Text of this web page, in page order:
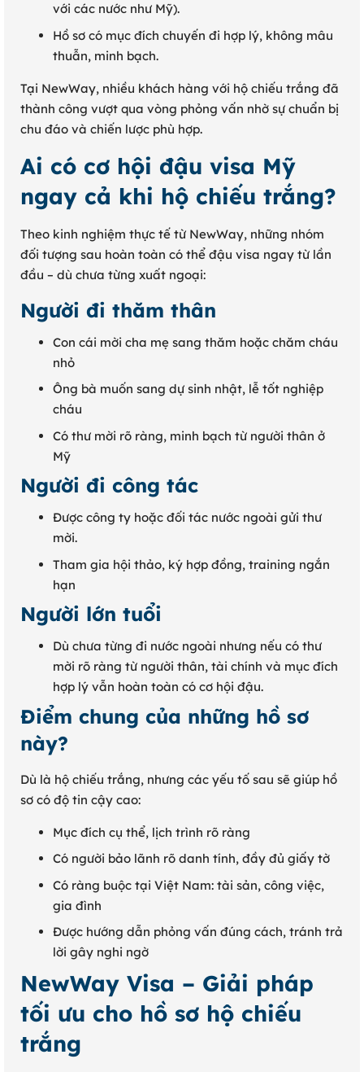
với các nước như Mỹ).
Hồ sơ có mục đích chuyến đi hợp lý, không mâu
thuẫn, minh bạch.
Tại NewWay, nhiều khách hàng với hộ chiếu trắng đã
thành công vượt qua vòng phỏng vấn nhờ sự chuẩn bị
chu đáo và chiến lược phù hợp.
Ai có cơ hội đậu visa Mỹ
ngay cả khi hộ chiếu trắng?
Theo kinh nghiệm thực tế từ NewWay, những nhóm
đối tượng sau hoàn toàn có thể đậu visa ngay từ lần
đầu – dù chưa từng xuất ngoại:
Người đi thăm thân
Con cái mời cha mẹ sang thăm hoặc chăm cháu
nhỏ
Ông bà muốn sang dự sinh nhật, lễ tốt nghiệp
cháu
Có thư mời rõ ràng, minh bạch từ người thân ở
Mỹ
Người đi công tác
Được công ty hoặc đối tác nước ngoài gửi thư
mời.
Tham gia hội thảo, ký hợp đồng, training ngắn
hạn
Người lớn tuổi
Dù chưa từng đi nước ngoài nhưng nếu có thư
mời rõ ràng từ người thân, tài chính và mục đích
hợp lý vẫn hoàn toàn có cơ hội đậu.
Điểm chung của những hồ sơ
này?
Dù là hộ chiếu trắng, nhưng các yếu tố sau sẽ giúp hồ
sơ có độ tin cậy cao:
Mục đích cụ thể, lịch trình rõ ràng
Có người bảo lãnh rõ danh tính, đầy đủ giấy tờ
Có ràng buộc tại Việt Nam: tài sản, công việc,
gia đình
Được hướng dẫn phỏng vấn đúng cách, tránh trả
lời gây nghi ngờ
NewWay Visa – Giải pháp
tối ưu cho hồ sơ hộ chiếu
trắng